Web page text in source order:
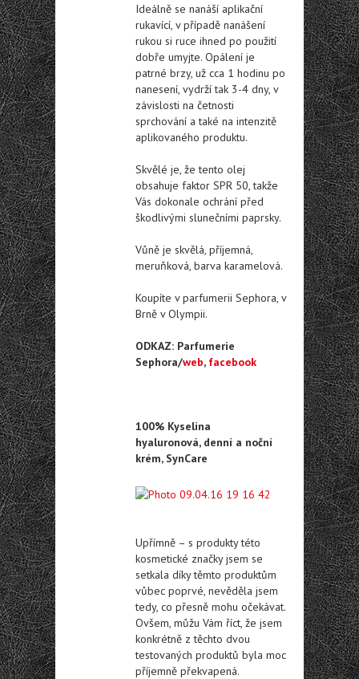
Ideálně se nanáší aplikační
rukavící, v případě nanášení
rukou si ruce ihned po použití
dobře umyjte. Opálení je
patrné brzy, už cca 1 hodinu po
nanesení, vydrží tak 3-4 dny, v
závislosti na četnosti
sprchování a také na intenzitě
aplikovaného produktu.
Skvělé je, že tento olej
obsahuje faktor SPR 50, takže
Vás dokonale ochrání před
škodlivými slunečními paprsky.
Vůně je skvělá, příjemná,
meruňková, barva karamelová.
Koupíte v parfumerii Sephora, v
Brně v Olympii.
ODKAZ: Parfumerie
Sephora/web, facebook
100% Kyselina
hyaluronová, denní a noční
krém, SynCare
Upřímně – s produkty této
kosmetické značky jsem se
setkala díky těmto produktům
vůbec poprvé, nevěděla jsem
tedy, co přesně mohu očekávat.
Ovšem, můžu Vám říct, že jsem
konkrétně z těchto dvou
testovaných produktů byla moc
příjemně překvapená.